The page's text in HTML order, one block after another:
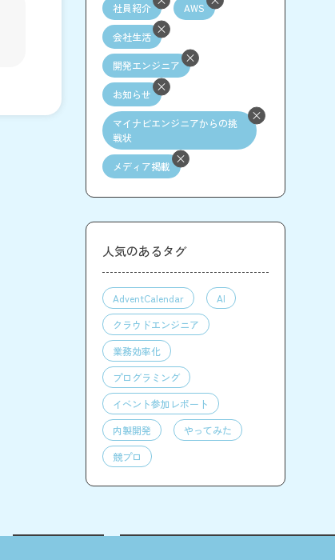
社員紹介 AWS
会社生活
開発エンジニア
お知らせ
マイナビエンジニアからの挑
戦状
メディア掲載
人気のあるタグ
AdventCalendar
AI
クラウドエンジニア
業務効率化
プログラミング
イベント参加レポート
内製開発
やってみた
競プロ